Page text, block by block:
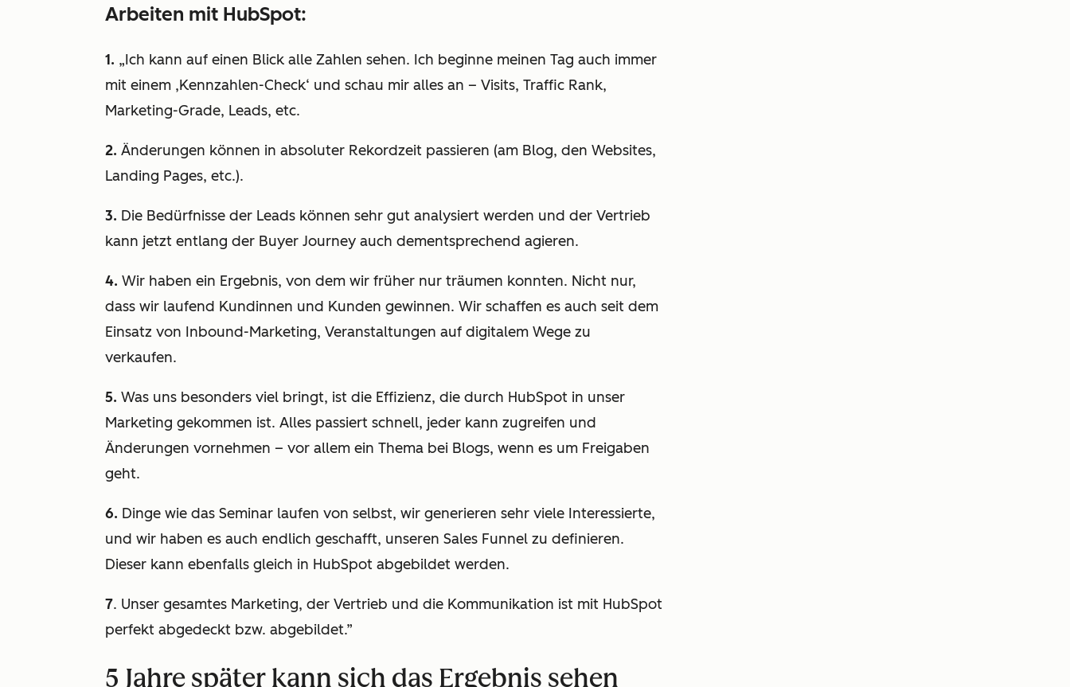
Arbeiten mit HubSpot:
1. „Ich kann auf einen Blick alle Zahlen sehen. Ich beginne meinen Tag auch immer
mit einem ‚Kennzahlen-Check‘ und schau mir alles an – Visits, Traffic Rank,
Marketing-Grade, Leads, etc.
2. Änderungen können in absoluter Rekordzeit passieren (am Blog, den Websites,
Landing Pages, etc.).
3. Die Bedürfnisse der Leads können sehr gut analysiert werden und der Vertrieb
kann jetzt entlang der Buyer Journey auch dementsprechend agieren.
4. Wir haben ein Ergebnis, von dem wir früher nur träumen konnten. Nicht nur,
dass wir laufend Kundinnen und Kunden gewinnen. Wir schaffen es auch seit dem
Einsatz von Inbound-Marketing, Veranstaltungen auf digitalem Wege zu
verkaufen.
5. Was uns besonders viel bringt, ist die Effizienz, die durch HubSpot in unser
Marketing gekommen ist. Alles passiert schnell, jeder kann zugreifen und
Änderungen vornehmen – vor allem ein Thema bei Blogs, wenn es um Freigaben
geht.
6. Dinge wie das Seminar laufen von selbst, wir generieren sehr viele Interessierte,
und wir haben es auch endlich geschafft, unseren Sales Funnel zu definieren.
Dieser kann ebenfalls gleich in HubSpot abgebildet werden.
7. Unser gesamtes Marketing, der Vertrieb und die Kommunikation ist mit HubSpot
perfekt abgedeckt bzw. abgebildet.”
5 Jahre später kann sich das Ergebnis sehen